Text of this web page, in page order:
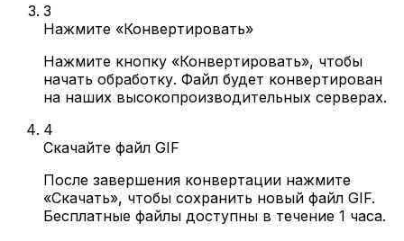
3
Нажмите «Конвертировать»
Нажмите кнопку «Конвертировать», чтобы
начать обработку. Файл будет конвертирован
на наших высокопроизводительных серверах.
4
Скачайте файл GIF
После завершения конвертации нажмите
«Скачать», чтобы сохранить новый файл GIF.
Бесплатные файлы доступны в течение 1 часа.